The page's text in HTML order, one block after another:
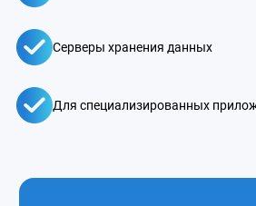
Серверы хранения данных
Для специализированных